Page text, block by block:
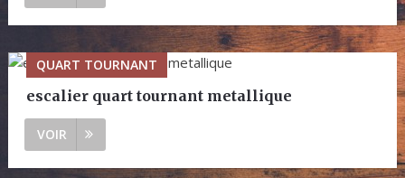
QUART TOURNANT
escalier quart tournant metallique
VOIR